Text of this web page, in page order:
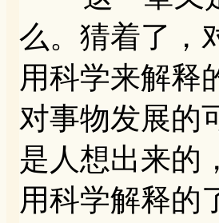
么。猜着了，
用科学来解释
对事物发展的
是人想出来的
用科学解释的